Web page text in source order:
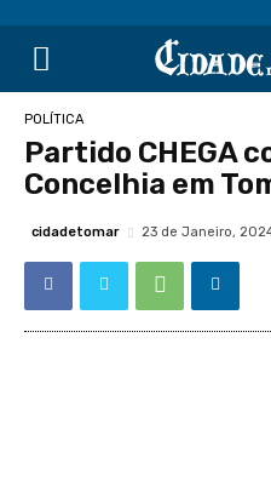
POLÍTICA
Partido CHEGA
Concelhia em
cidadetomar 23 de Janeiro,